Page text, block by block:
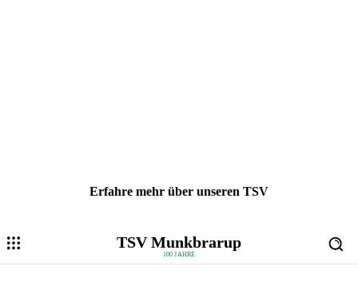
Erfahre mehr über unseren TSV
TSV Munkbrarup
100 JAHRE